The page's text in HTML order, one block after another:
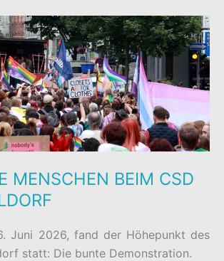
MENSCHEN BEIM CSD
Juni 2026, fand der Höhepunkt des
statt: Die bunte Demonstration.